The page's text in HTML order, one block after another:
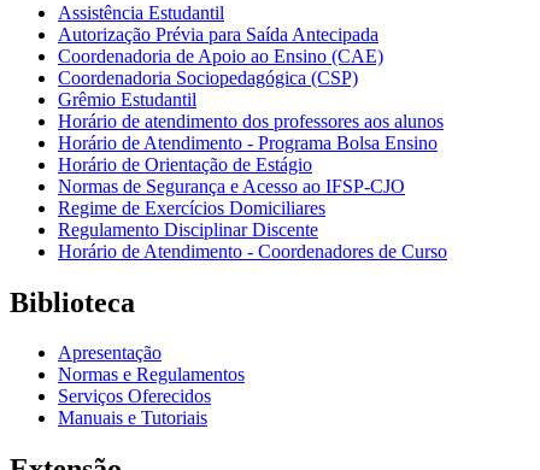
Assistência Estudantil
Autorização Prévia para Saída Antecipada
Coordenadoria de Apoio ao Ensino (CAE)
Coordenadoria Sociopedagógica (CSP)
Grêmio Estudantil
Horário de atendimento dos professores aos alunos
Horário de Atendimento - Programa Bolsa Ensino
Horário de Orientação de Estágio
Normas de Segurança e Acesso ao IFSP-CJO
Regime de Exercícios Domiciliares
Regulamento Disciplinar Discente
Horário de Atendimento - Coordenadores de Curso
Biblioteca
Apresentação
Normas e Regulamentos
Serviços Oferecidos
Manuais e Tutoriais